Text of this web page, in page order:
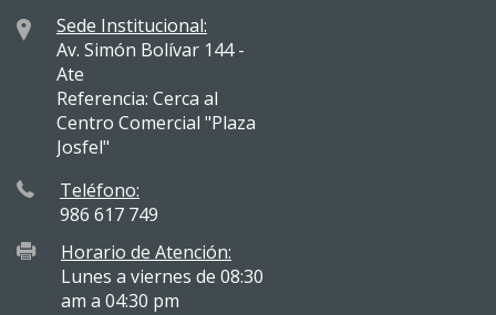
Sede Institucional:
Av. Simón Bolívar 144 -
Ate
Referencia: Cerca al
Centro Comercial "Plaza
Josfel"
Teléfono:
986 617 749
Horario de Atención:
Lunes a viernes de 08:30
am a 04:30 pm